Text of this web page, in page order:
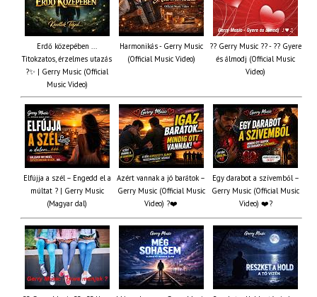
Erdő közepében ...
Titokzatos, érzelmes utazás
?✨ | Gerry Music (Official
Music Video)
Harmonikás - Gerry Music
(Official Music Video)
?? Gerry Music ?? - ?? Gyere
és álmodj (Official Music
Video)
Elfújja a szél – Engedd el a
múltat ? | Gerry Music
(Magyar dal)
Azért vannak a jó barátok –
Gerry Music (Official Music
Video) ?❤️
Egy darabot a szívemből –
Gerry Music (Official Music
Video) ❤️?